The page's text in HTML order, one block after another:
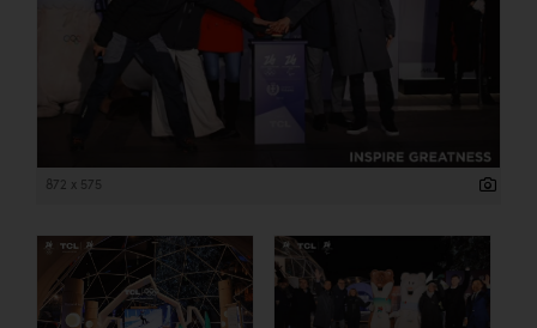
872 x 575